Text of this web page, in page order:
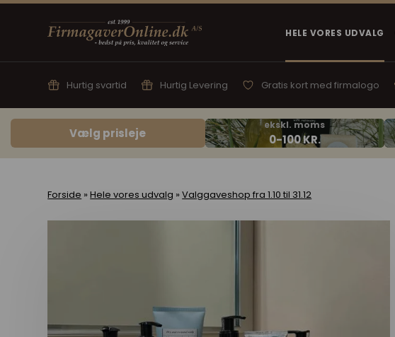
HELE VORES UDVALG
Hurtig svartid Hurtig Levering Gratis kort med firmalogo
Vælg prisleje
Forside »Hele vores udvalg »Valggaveshop fra 1.10 til 31.12